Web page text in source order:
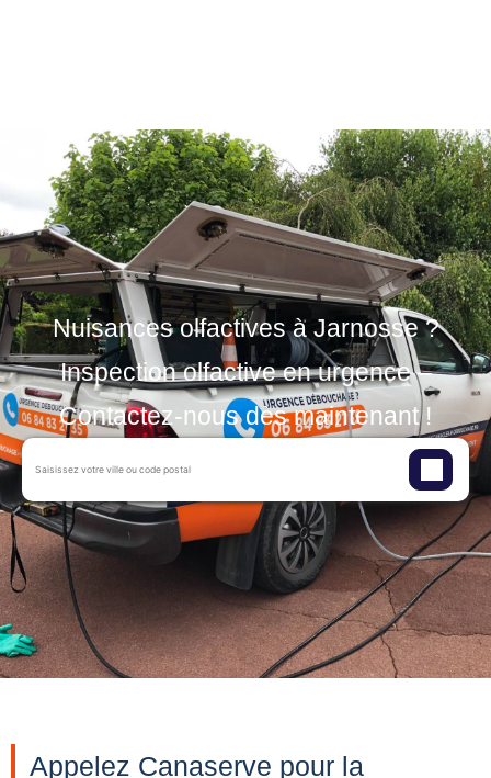
Nuisances olfactives à Jarnosse ?
Inspection olfactive en urgence –
Contactez-nous dès maintenant !
Appelez Canaserve pour la